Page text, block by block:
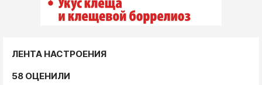
ЛЕНТА НАСТРОЕНИЯ
58 ОЦЕНИЛИ